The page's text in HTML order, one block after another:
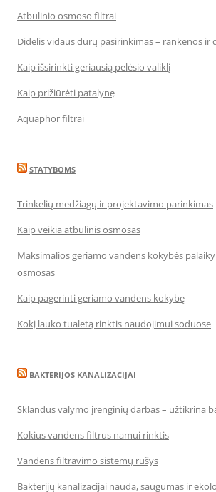
Atbulinio osmoso filtrai
Didelis vidaus durų pasirinkimas – rankenos ir
Kaip išsirinkti geriausią pelėsio valiklį
Kaip prižiūrėti patalynę
Aquaphor filtrai
STATYBOMS
Trinkelių medžiagų ir projektavimo parinkimas
Kaip veikia atbulinis osmosas
Maksimalios geriamo vandens kokybės
osmosas
Kaip pagerinti geriamo vandens kokybę
Kokį lauko tualetą rinktis naudojimui soduose
BAKTERIJOS KANALIZACIJAI
Sklandus valymo įrenginių darbas – užtikrina
Kokius vandens filtrus namui rinktis
Vandens filtravimo sistemų rūšys
Bakterijų kanalizacijai nauda, saugumas ir